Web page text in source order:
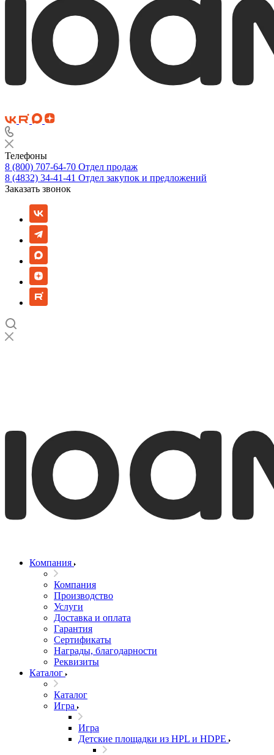
Телефоны
8 (800) 707-64-70 Отдел продаж
8 (4832) 34-41-41 Отдел закупок и предложений
Заказать звонок
Компания
Компания
Производство
Услуги
Доставка и оплата
Гарантия
Сертификаты
Награды, благодарности
Реквизиты
Каталог
Каталог
Игра
Игра
Детские площадки из HPL и HDPE